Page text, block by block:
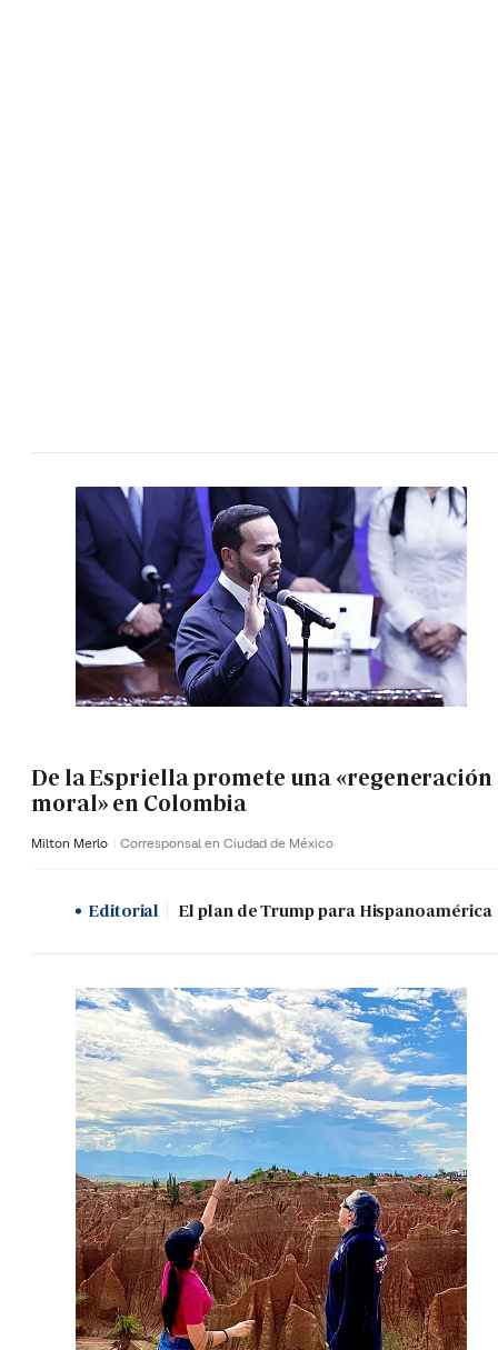
De la Espriella promete una «regeneración
moral» en Colombia
Milton Merlo Corresponsal en Ciudad de México
Editorial El plan de Trump para Hispanoamérica